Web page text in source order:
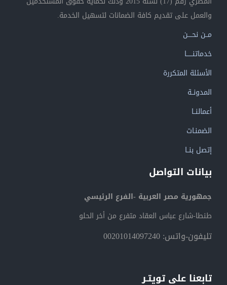
والعمل على تقديم كافة الضمانات لتسهيل الخدمة.
مــن نحــــن
خدماتنــــــا
الأسئلة المتكررة
المدونــة
أعمالنــا
الضمنـات
إتصل بنــا
بيانات التواصل
جمهورية مصر العربية -الفرع الرئيسي
طنطا-شارع عباس العقاد متفرع من أخر الحلو
تليفون-واتس: 00201014097240
تابعنا على تويتـر